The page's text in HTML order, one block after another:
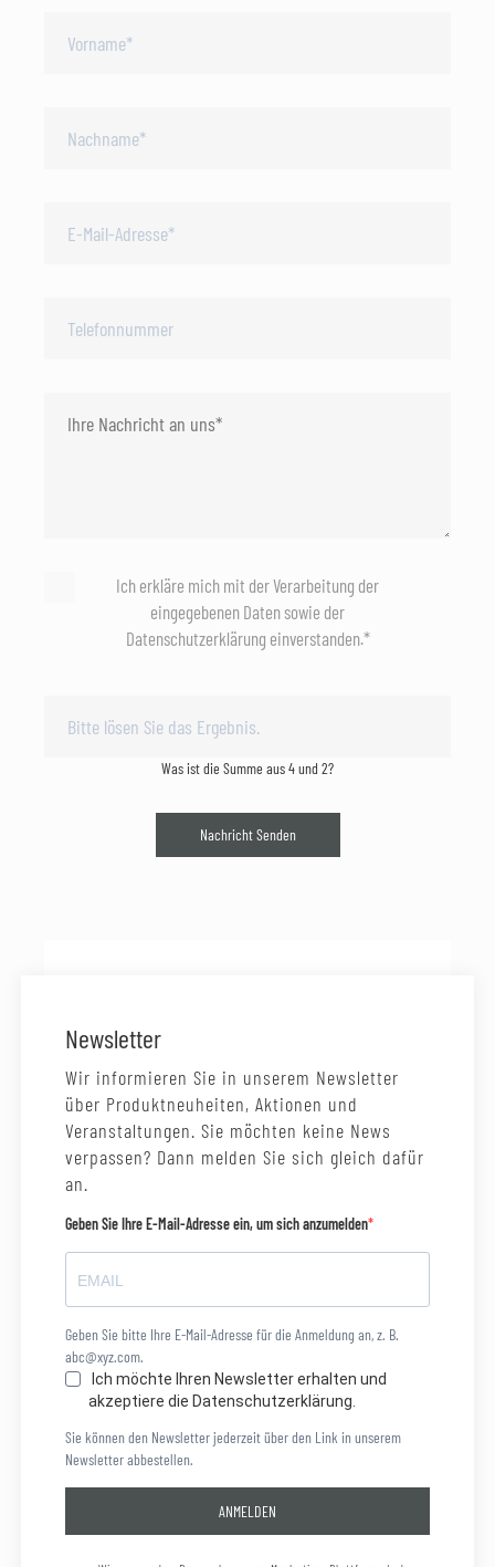
Ich erkläre mich mit der Verarbeitung der
eingegebenen Daten sowie der
Datenschutzerklärung einverstanden.*
Was ist die Summe aus 4 und 2?
Nachricht Senden
Newsletter
Wir informieren Sie in unserem Newsletter
über Produktneuheiten, Aktionen und
Veranstaltungen. Sie möchten keine News
verpassen? Dann melden Sie sich gleich dafür
an.
Geben Sie Ihre E-Mail-Adresse ein, um sich anzumelden
Geben Sie bitte Ihre E-Mail-Adresse für die Anmeldung an, z. B.
abc@xyz.com.
Ich möchte Ihren Newsletter erhalten und
akzeptiere die Datenschutzerklärung.
Sie können den Newsletter jederzeit über den Link in unserem
Newsletter abbestellen.
ANMELDEN